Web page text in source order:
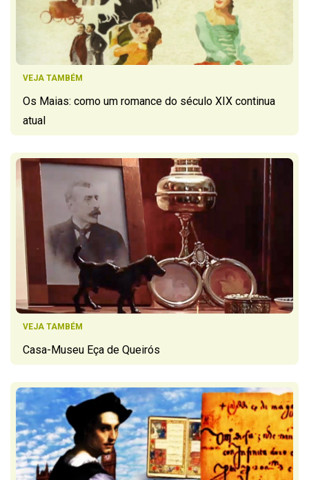
VEJA TAMBÉM
Os Maias: como um romance do século XIX continua
atual
VEJA TAMBÉM
Casa-Museu Eça de Queirós